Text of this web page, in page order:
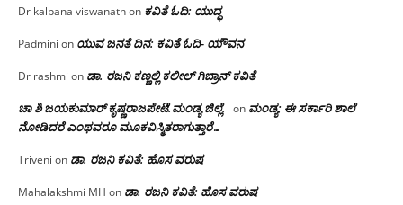
Dr kalpana viswanathon ಕವಿತೆ ಓದಿ: ಯುದ್ಧ
Padmini on ಯುವ ಜನತೆ ದಿನ: ಕವಿತೆ ಓದಿ- ಯೌವನ
Dr rashmi on ಡಾ. ರಜನಿ‌ ಕಣ್ಣಲ್ಲಿ ಕಲೀಲ್ ಗಿಬ್ರಾನ್ ಕವಿತೆ
ಚಾ ಶಿ ಜಯಕುಮಾರ್ ಕೃಷ್ಣರಾಜಪೇಟೆ.ಮಂಡ್ಯ ಜಿಲ್ಲೆ. on ಮಂಡ್ಯ: ಈ ಸರ್ಕಾರಿ ಶಾಲೆ
ನೋಡಿದರೆ ಎಂಥವರೂ ಮೂಕವಿಸ್ಮಿತರಾಗುತ್ತಾರೆ…
Triveni on ಡಾ. ರಜನಿ ಕವಿತೆ: ಹೊಸ ವರುಷ
Mahalakshmi MH on ಡಾ. ರಜನಿ ಕವಿತೆ: ಹೊಸ ವರುಷ